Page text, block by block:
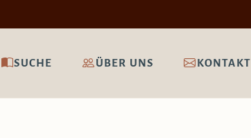
SUCHE ÜBER UNS KONTAKT